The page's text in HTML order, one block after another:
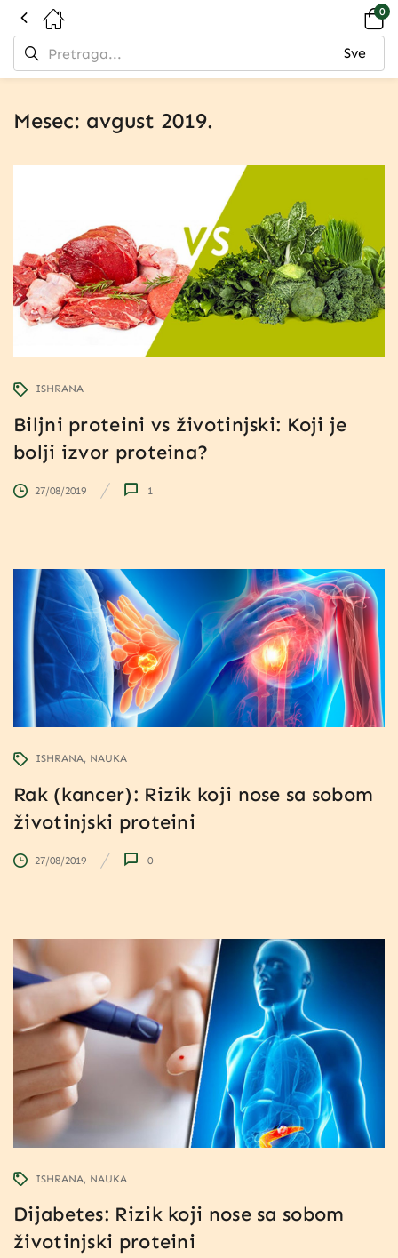
0
Mesec: avgust 2019.
ISHRANA
Biljni proteini vs životinjski: Koji je
bolji izvor proteina?
27/08/2019 1
ISHRANA NAUKA
Rak (kancer): Rizik koji nose sa sobom
životinjski proteini
27/08/2019 0
ISHRANA NAUKA
Dijabetes: Rizik koji nose sa sobom
životinjski proteini